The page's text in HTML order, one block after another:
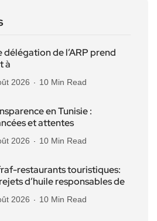
délégation de l’ARP prend
à
2026 10 Min Read
en Tunisie :
et attentes
2026 10 Min Read
restaurants touristiques:
d’huile responsables de
2026 10 Min Read